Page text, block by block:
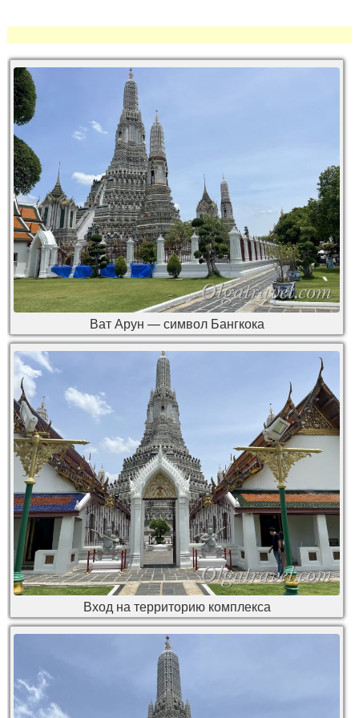
Ват Арун — символ Бангкока
Вход на территорию комплекса